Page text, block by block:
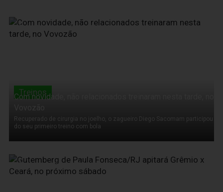
17 de Novembro de 2011
Treinos
Com novidade, não relacionados treinaram nesta tarde, no
Recuperado de cirurgia no joelho, o zagueiro Diego Sacomam participou
do seu primeiro treino com bola
17 de Novembro de 2011